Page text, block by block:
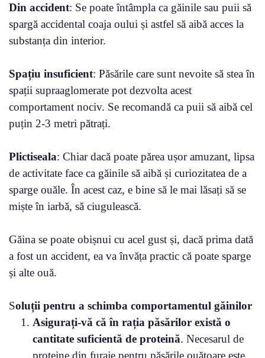
Din accident: Se poate întâmpla ca găinile sau puii să
spargă accidental coaja oului și astfel să aibă acces la
substanța din interior.
Spațiu insuficient: Păsările care sunt nevoite să stea în
spații supraaglomerate pot dezvolta acest
comportament nociv. Se recomandă ca puii să aibă cel
puțin 2-3 metri pătrați.
Plictiseala: Chiar dacă poate părea ușor amuzant, lipsa
de activitate face ca găinile să aibă și curiozitatea de a
sparge ouăle. În acest caz, e bine să le mai lăsați să se
miște în iarbă, să ciugulească.
Găina se poate obișnui cu acel gust și, dacă prima dată
a fost un accident, ea va învăța practic că poate sparge
și alte ouă.
Soluții pentru a schimba comportamentul găinilor
Asigurați-vă că în rația păsărilor există o
cantitate suficientă de proteină. Necesarul de
proteine din furaje pentru păsările ouătoare este